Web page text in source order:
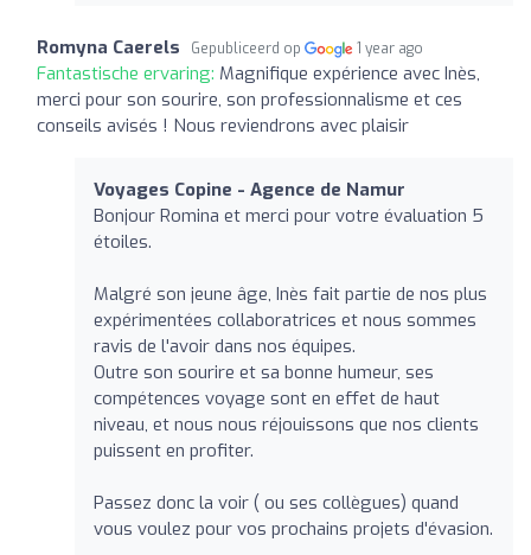
Romyna Caerels Gepubliceerd op 1 year ago
Fantastische ervaring: Magnifique expérience avec Inès,
merci pour son sourire, son professionnalisme et ces
conseils avisés ! Nous reviendrons avec plaisir
Voyages Copine - Agence de Namur
Bonjour Romina et merci pour votre évaluation 5
étoiles.
Malgré son jeune âge, Inès fait partie de nos plus
expérimentées collaboratrices et nous sommes
ravis de l'avoir dans nos équipes.
Outre son sourire et sa bonne humeur, ses
compétences voyage sont en effet de haut
niveau, et nous nous réjouissons que nos clients
puissent en profiter.
Passez donc la voir ( ou ses collègues) quand
vous voulez pour vos prochains projets d'évasion.